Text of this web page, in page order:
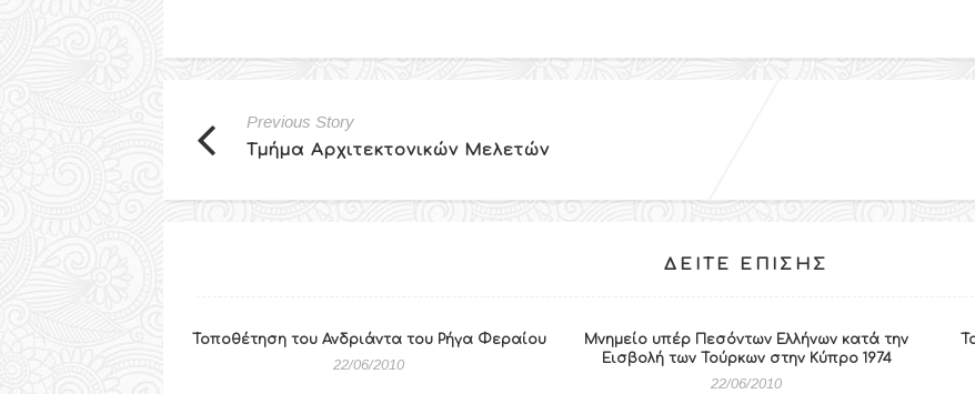
Previous Story
Tμήμα Αρχιτεκτονικών Μελετών
ΔΕΊΤΕ ΕΠΊΣΗΣ
Τοποθέτηση του Ανδριάντα του Ρήγα Φεραίου
22/06/2010
Μνημείο υπέρ Πεσόντων Ελλήνων κατά την
Εισβολή των Τούρκων στην Κύπρο 1974
22/06/2010